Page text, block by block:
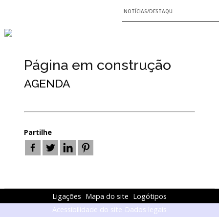
NOTÍCIAS/DESTAQUES
Página em construção
AGENDA
Partilhe
Ligações Mapa do site Logótipos
Acessibilidade do site Dados legais